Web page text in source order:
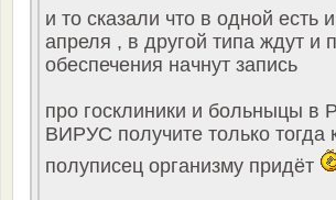
и то сказали что в одной есть
апреля , в другой типа ждут и
обеспечения начнут запись
про госклиники и больныцы
ВИРУС получите только тогда
полуписец организму придёт